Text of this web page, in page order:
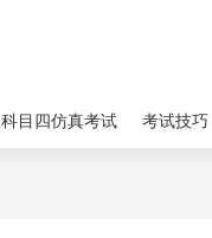
科目四仿真考试 考试技巧